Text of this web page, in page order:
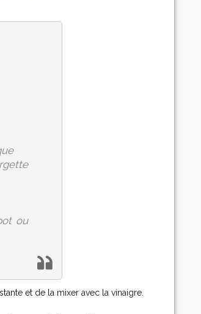
ou
et de la mixer avec la vinaigre.